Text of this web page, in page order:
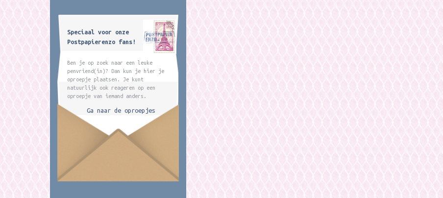
Speciaal voor onze
Postpapierenzo fans!
Ben je op zoek naar een leuke
penvriend(in)? Dan kun je hier je
oproepje plaatsen. Je kunt
natuurlijk ook reageren op een
oproepje van iemand anders.
Ga naar de oproepjes